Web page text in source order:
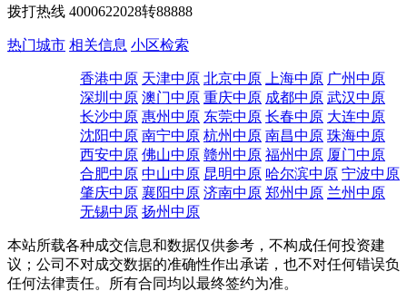
拨打热线 4000622028转88888
热门城市 相关信息 小区检索
香港中原 天津中原 北京中原 上海中原 广州中原
深圳中原 澳门中原 重庆中原 成都中原 武汉中原
长沙中原 惠州中原 东莞中原 长春中原 大连中原
沈阳中原 南宁中原 杭州中原 南昌中原 珠海中原
西安中原 佛山中原 赣州中原 福州中原 厦门中原
合肥中原 中山中原 昆明中原 哈尔滨中原 宁波中原
肇庆中原 襄阳中原 济南中原 郑州中原 兰州中原
无锡中原 扬州中原
本站所载各种成交信息和数据仅供参考，不构成任何投资建
议；公司不对成交数据的准确性作出承诺，也不对任何错误负
任何法律责任。所有合同均以最终签约为准。